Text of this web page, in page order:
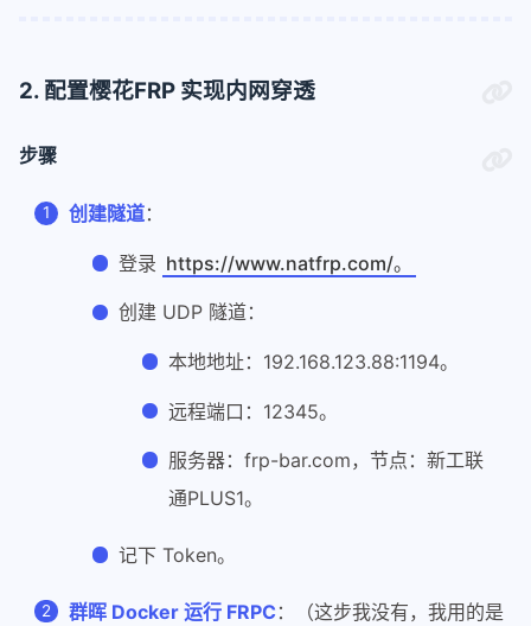
2. 配置樱花FRP 实现内网穿透
步骤
创建隧道：
登录 https://www.natfrp.com/。
创建 UDP 隧道：
本地地址：192.168.123.88:1194。
远程端口：12345。
服务器：frp-bar.com，节点：新工联
通PLUS1。
记下 Token。
群晖 Docker 运行 FRPC ：（这步我没有，我用的是